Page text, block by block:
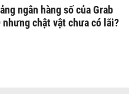
ngân hàng số của Grab
nhưng chật vật chưa có lãi?